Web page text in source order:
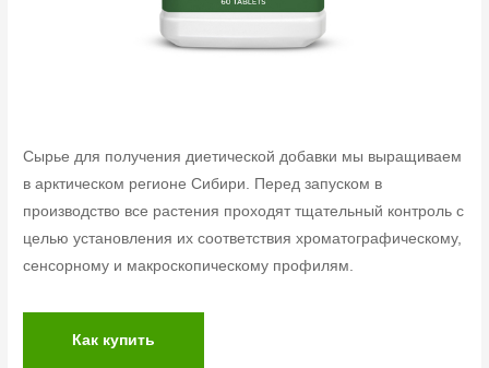
Сырье для получения диетической добавки мы выращиваем
в арктическом регионе Сибири. Перед запуском в
производство все растения проходят тщательный контроль с
целью установления их соответствия хроматографическому,
сенсорному и макроскопическому профилям.
Как купить